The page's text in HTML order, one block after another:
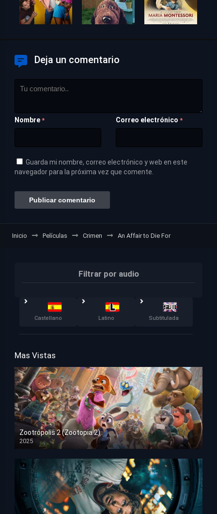
Deja un comentario
Nombre * Correo electrónico *
Guarda mi nombre, correo electrónico y web en este
navegador para la próxima vez que comente.
Inicio Películas Crimen An Affair to Die For
Filtrar por audio
Castellano Latino Subtitulada
Mas Vistas
Zootrópolis 2 (Zootopia 2)
2025
HD 1080p